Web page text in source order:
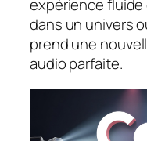
expérience
dans un univers
prend une
audio parfaite.